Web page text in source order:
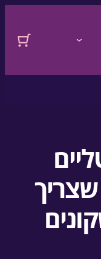
התחברות